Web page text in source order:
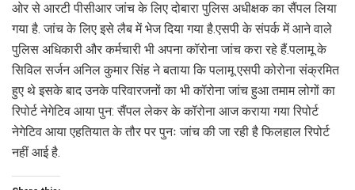
ओर से आरटी पीसीआर जांच के लिए दोबारा पुलिस अधीक्षक का सैंपल लिया
गया है. जांच के लिए इसे लैब में भेज दिया गया है.एसपी के संपर्क में आने वाले
पुलिस अधिकारी और कर्मचारी भी अपना कॉरोना जांच करा रहे हैं.पलामू के
सिविल सर्जन अनिल कुमार सिंह ने बताया कि पलामू एसपी कोरोना संक्रमित
हुए थे इसके बाद उनके परिवारजनों का भी कॉरोना जांच हुआ तमाम लोगों का
रिपोर्ट नेगेटिव आया पुन: सैंपल लेकर के कॉरोना आज कराया गया रिपोर्ट
नेगेटिव आया एहतियात के तौर पर पुनः जांच की जा रही है फिलहाल रिपोर्ट
नहीं आई है.